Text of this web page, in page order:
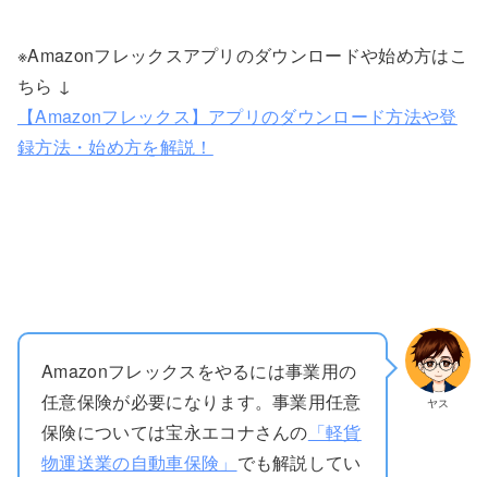
※Amazonフレックスアプリのダウンロードや始め方はこ
ちら ↓
【Amazonフレックス】アプリのダウンロード方法や登
録方法・始め方を解説！
ヤス
Amazonフレックスをやるには事業用の
任意保険が必要になります。事業用任意
保険については宝永エコナさんの 「軽貨
物運送業の自動車保険」 でも解説してい